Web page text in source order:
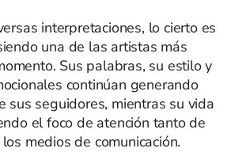
interpretaciones, lo cierto es
una de las artistas más
Sus palabras, su estilo y
continúan generando
sus seguidores, mientras su vida
el foco de atención tanto de
medios de comunicación.